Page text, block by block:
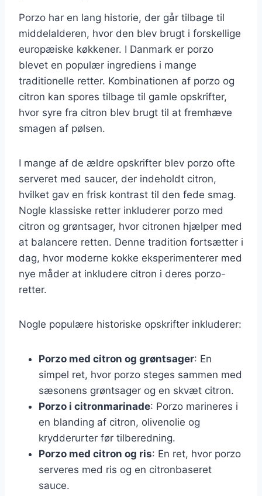
Porzo har en lang historie, der går tilbage til
middelalderen, hvor den blev brugt i forskellige
europæiske køkkener. I Danmark er porzo
blevet en populær ingrediens i mange
traditionelle retter. Kombinationen af porzo og
citron kan spores tilbage til gamle opskrifter,
hvor syre fra citron blev brugt til at fremhæve
smagen af pølsen.
I mange af de ældre opskrifter blev porzo ofte
serveret med saucer, der indeholdt citron,
hvilket gav en frisk kontrast til den fede smag.
Nogle klassiske retter inkluderer porzo med
citron og grøntsager, hvor citronen hjælper med
at balancere retten. Denne tradition fortsætter i
dag, hvor moderne kokke eksperimenterer med
nye måder at inkludere citron i deres porzo-
retter.
Nogle populære historiske opskrifter inkluderer:
Porzo med citron og grøntsager: En
simpel ret, hvor porzo steges sammen med
sæsonens grøntsager og en skvæt citron.
Porzo i citronmarinade: Porzo marineres i
en blanding af citron, olivenolie og
krydderurter før tilberedning.
Porzo med citron og ris: En ret, hvor porzo
serveres med ris og en citronbaseret
sauce.